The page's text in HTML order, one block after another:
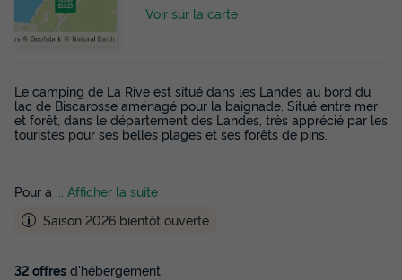
Voir sur la carte
Le camping de La Rive est situé dans les Landes au bord du
lac de Biscarosse aménagé pour la baignade. Situé entre mer
et forêt, dans le département des Landes, très apprécié par les
touristes pour ses belles plages et ses forêts de pins.
Pour a
... Afficher la suite
Saison 2026 bientôt ouverte
32 offres d'hébergement